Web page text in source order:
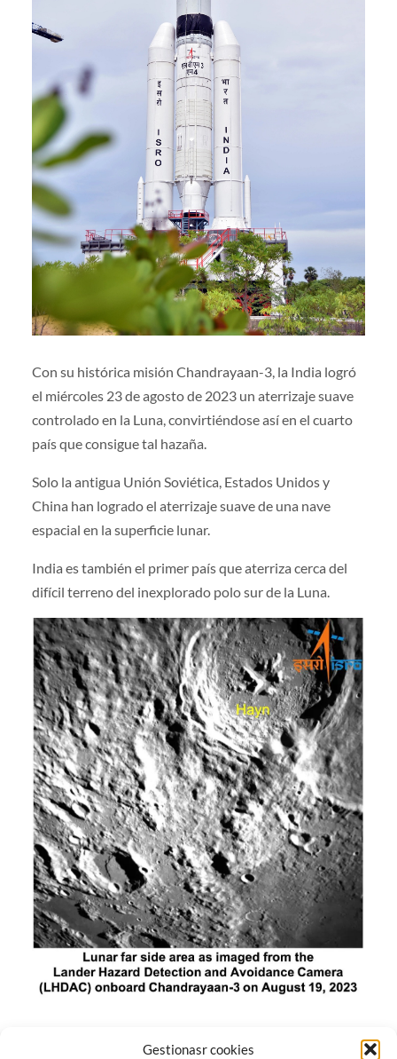
Gestionasr cookies
Con su histórica misión Chandrayaan-3, la India logró
el miércoles 23 de agosto de 2023 un aterrizaje suave
controlado en la Luna, convirtiéndose así en el cuarto
país que consigue tal hazaña.
Solo la antigua Unión Soviética, Estados Unidos y
China han logrado el aterrizaje suave de una nave
espacial en la superficie lunar.
India es también el primer país que aterriza cerca del
difícil terreno del inexplorado polo sur de la Luna.